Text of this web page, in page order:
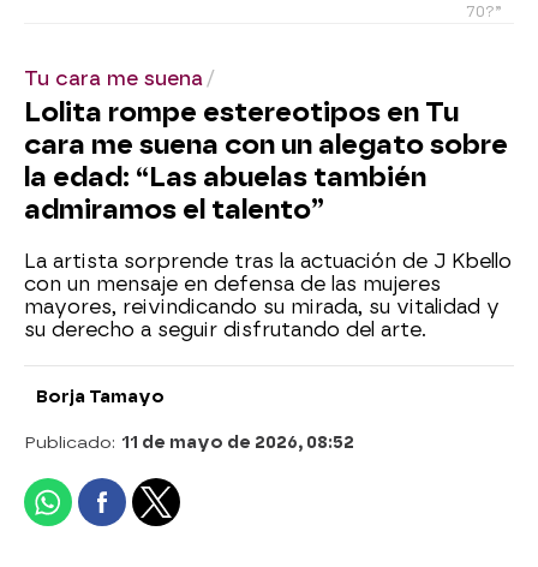
70?”
Tu cara me suena
Lolita rompe estereotipos en Tu
cara me suena con un alegato sobre
la edad: “Las abuelas también
admiramos el talento”
La artista sorprende tras la actuación de J Kbello
con un mensaje en defensa de las mujeres
mayores, reivindicando su mirada, su vitalidad y
su derecho a seguir disfrutando del arte.
Borja Tamayo
Publicado: 11 de mayo de 2026, 08:52